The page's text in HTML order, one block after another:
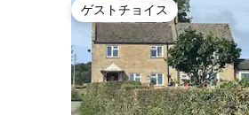
ゲストチョイス
ゲストチョイス